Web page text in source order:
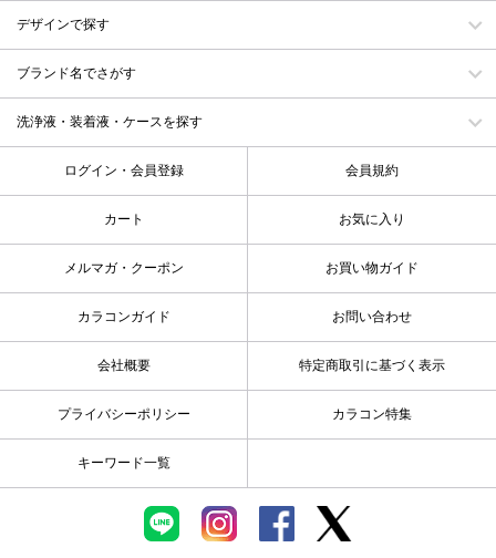
デザインで探す
ブランド名でさがす
洗浄液・装着液・ケースを探す
ログイン・会員登録 会員規約
カート お気に入り
メルマガ・クーポン お買い物ガイド
カラコンガイド お問い合わせ
会社概要 特定商取引に基づく表示
プライバシーポリシー カラコン特集
キーワード一覧